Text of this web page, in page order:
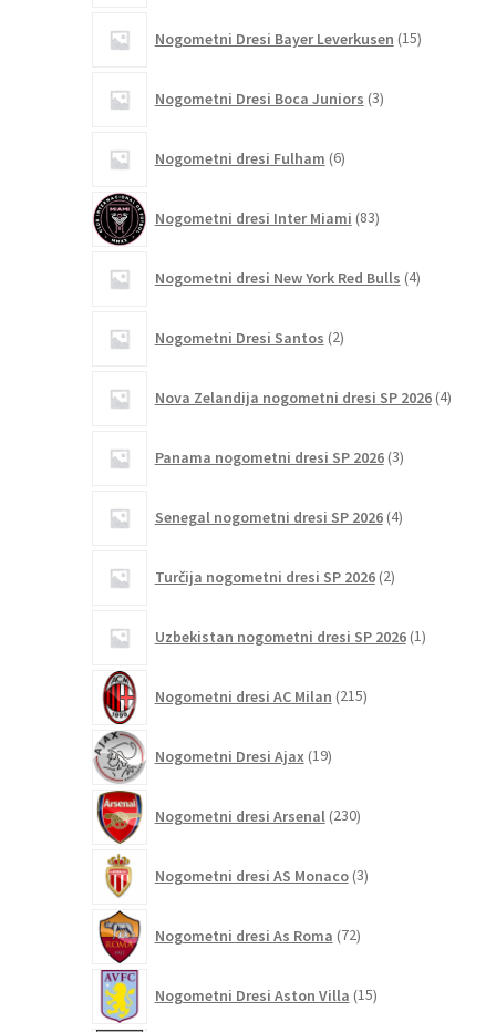
Nogometni Dresi Bayer Leverkusen 15izdelkov
Nogometni Dresi Boca Juniors 3izdelki
Nogometni dresi Fulham 6izdelkov
Nogometni dresi Inter Miami 83izdelkov
Nogometni dresi New York Red Bulls 4izdelki
Nogometni Dresi Santos 2izdelka
Nova Zelandija nogometni dresi SP 2026 4izdelki
Panama nogometni dresi SP 2026 3izdelki
Senegal nogometni dresi SP 2026 4izdelki
Turčija nogometni dresi SP 2026 2izdelka
Uzbekistan nogometni dresi SP 2026 1izdelek
Nogometni dresi AC Milan 215izdelkov
Nogometni Dresi Ajax 19izdelkov
Nogometni dresi Arsenal 230izdelkov
Nogometni dresi AS Monaco 3izdelki
Nogometni dresi As Roma 72izdelkov
Nogometni Dresi Aston Villa 15izdelkov